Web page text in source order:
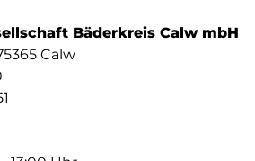
Bäderkreis Calw mbH
Calw